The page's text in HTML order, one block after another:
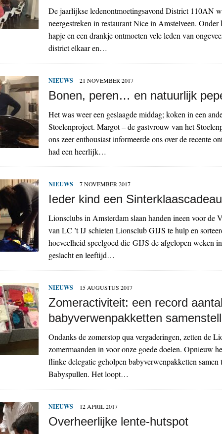
De jaarlijkse ledenontmoetingsavond District 110AN
neergestreken in restaurant Nice in Amstelveen. Onder
hapje en een drankje ontmoeten vele leden van
district elkaar en…
NIEUWS 21 NOVEMBER 2017
Bonen, peren… en natuurlijk
Het was weer een geslaagde middag; koken in een
Stoelenproject. Margot – de gastvrouw van het
ons zeer enthousiast informeerde ons over de recente
had een heerlijk…
NIEUWS 7 NOVEMBER 2017
Ieder kind een
Lionsclubs in Amsterdam slaan handen ineen voor de
van LC ’t IJ schieten Lionsclub GIJS te hulp en
hoeveelheid speelgoed die GIJS de afgelopen weken
geslacht en leeftijd…
NIEUWS 15 AUGUSTUS 2017
Zomeractiviteit: een record aantal
babyverwenpakketten
Ondanks de zomerstop qua vergaderingen, zetten de
zomermaanden in voor onze goede doelen. Opnieuw
flinke delegatie geholpen babyverwenpakketten
Babyspullen. Het loopt…
NIEUWS 12 APRIL 2017
Overheerlijke lente-hutspot